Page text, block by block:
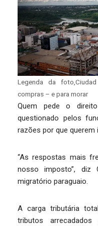
Legenda da
compras – e para morar
Quem pede o
questionado pelos
razões por que querem
“As respostas mais
nosso imposto”, diz
migratório paraguaio.
A carga tributária
tributos